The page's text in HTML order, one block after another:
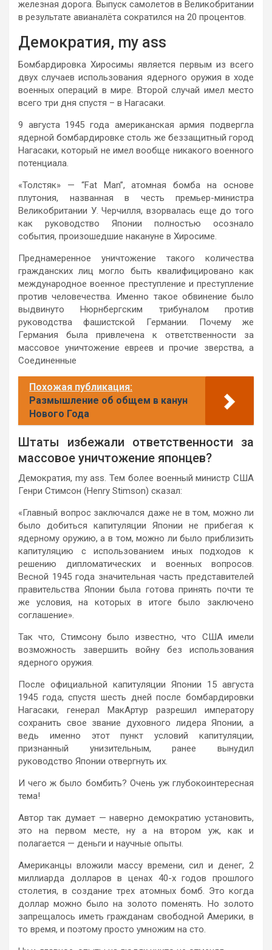
железная дорога. Выпуск самолетов в Великобритании
в результате авианалёта сократился на 20 процентов.
Демократия, my ass
Бомбардировка Хиросимы является первым из всего
двух случаев использования ядерного оружия в ходе
военных операций в мире. Второй случай имел место
всего три дня спустя – в Нагасаки.
9 августа 1945 года американская армия подвергла
ядерной бомбардировке столь же беззащитный город
Нагасаки, который не имел вообще никакого военного
потенциала.
«Толстяк» — “Fat Man”, атомная бомба на основе
плутония, названная в честь премьер-министра
Великобритании У. Черчилля, взорвалась еще до того
как руководство Японии полностью осознало
события, произошедшие накануне в Хиросиме.
Преднамеренное уничтожение такого количества
гражданских лиц могло быть квалифицировано как
международное военное преступление и преступление
против человечества. Именно такое обвинение было
выдвинуто Нюрнбергским трибуналом против
руководства фашистской Германии. Почему же
Германия была привлечена к ответственности за
массовое уничтожение евреев и прочие зверства, а
Соединенные
Похожая публикация:
Размышление об общем в канун
Нового Года
Штаты избежали ответственности за
массовое уничтожение японцев?
Демократия, my ass. Тем более военный министр США
Генри Стимсон (Henry Stimson) сказал:
«Главный вопрос заключался даже не в том, можно ли
было добиться капитуляции Японии не прибегая к
ядерному оружию, а в том, можно ли было приблизить
капитуляцию с использованием иных подходов к
решению дипломатических и военных вопросов.
Весной 1945 года значительная часть представителей
правительства Японии была готова принять почти те
же условия, на которых в итоге было заключено
соглашение».
Так что, Стимсону было известно, что США имели
возможность завершить войну без использования
ядерного оружия.
После официальной капитуляции Японии 15 августа
1945 года, спустя шесть дней после бомбардировки
Нагасаки, генерал МакАртур разрешил императору
сохранить свое звание духовного лидера Японии, а
ведь именно этот пункт условий капитуляции,
признанный унизительным, ранее вынудил
руководство Японии отвергнуть их.
И чего ж было бомбить? Очень уж глубокоинтересная
тема!
Автор так думает — наверно демократию установить,
это на первом месте, ну а на втором уж, как и
полагается — деньги и научные опыты.
Американцы вложили массу времени, сил и денег, 2
миллиарда долларов в ценах 40-х годов прошлого
столетия, в создание трех атомных бомб. Это когда
доллар можно было на золото поменять. Но золото
запрещалось иметь гражданам свободной Америки, в
то время, и поэтому просто умножим на сто.